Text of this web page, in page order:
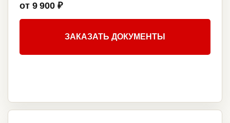
от 9 900 ₽
ЗАКАЗАТЬ ДОКУМЕНТЫ